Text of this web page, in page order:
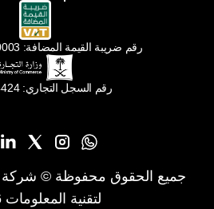
رقم ضريبة القيمة المضافة: 310806962700003
رقم السجل التجاري: 7008564424
لتقنية المعلومات 2026